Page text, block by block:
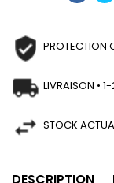
LIVRAISON •
STOCK